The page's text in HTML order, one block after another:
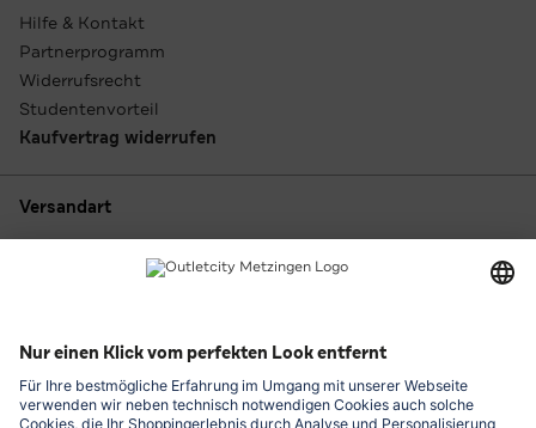
Hilfe & Kontakt
Partnerprogramm
Widerrufsrecht
Studentenvorteil
Kaufvertrag widerrufen
Versandart